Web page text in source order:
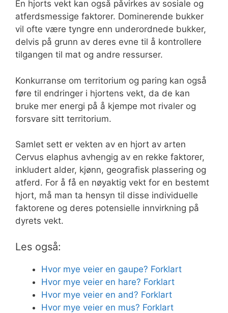
En hjorts vekt kan også påvirkes av sosiale og
atferdsmessige faktorer. Dominerende bukker
vil ofte være tyngre enn underordnede bukker,
delvis på grunn av deres evne til å kontrollere
tilgangen til mat og andre ressurser.
Konkurranse om territorium og paring kan også
føre til endringer i hjortens vekt, da de kan
bruke mer energi på å kjempe mot rivaler og
forsvare sitt territorium.
Samlet sett er vekten av en hjort av arten
Cervus elaphus avhengig av en rekke faktorer,
inkludert alder, kjønn, geografisk plassering og
atferd. For å få en nøyaktig vekt for en bestemt
hjort, må man ta hensyn til disse individuelle
faktorene og deres potensielle innvirkning på
dyrets vekt.
Les også:
Hvor mye veier en gaupe? Forklart
Hvor mye veier en hare? Forklart
Hvor mye veier en and? Forklart
Hvor mye veier en mus? Forklart